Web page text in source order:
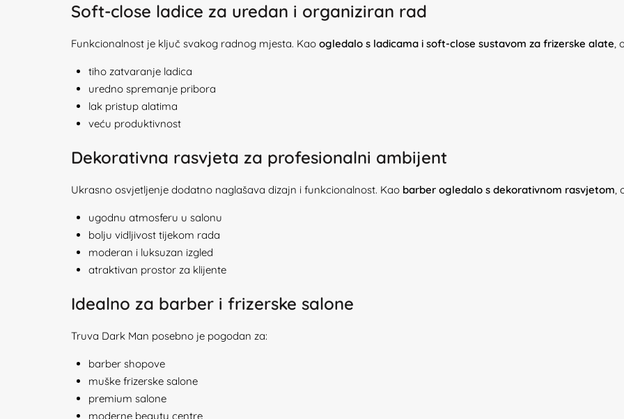
Soft-close ladice za uredan i organiziran rad
Funkcionalnost je ključ svakog radnog mjesta. Kao ogledalo s ladicama i soft-close sustavom za frizerske alate,
tiho zatvaranje ladica
uredno spremanje pribora
lak pristup alatima
veću produktivnost
Dekorativna rasvjeta za profesionalni ambijent
Ukrasno osvjetljenje dodatno naglašava dizajn i funkcionalnost. Kao barber ogledalo s dekorativnom rasvjetom,
ugodnu atmosferu u salonu
bolju vidljivost tijekom rada
moderan i luksuzan izgled
atraktivan prostor za klijente
Idealno za barber i frizerske salone
Truva Dark Man posebno je pogodan za:
barber shopove
muške frizerske salone
premium salone
moderne beauty centre